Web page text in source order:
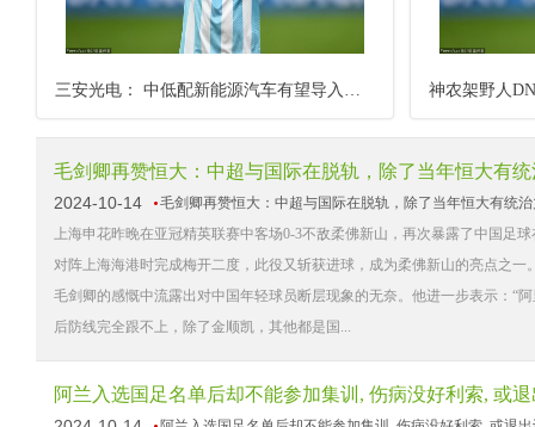
三安光电： 中低配新能源汽车有望导入碳化硅器件
毛剑卿再赞恒大：中超与国际在脱轨，除了当年恒大有
2024-10-14
毛剑卿再赞恒大：中超与国际在脱轨，除了当年恒大有统
上海申花昨晚在亚冠精英联赛中客场0-3不敌柔佛新山，再次暴露了中国足
对阵上海海港时完成梅开二度，此役又斩获进球，成为柔佛新山的亮点之
毛剑卿的感慨中流露出对中国年轻球员断层现象的无奈。他进一步表示：“
后防线完全跟不上，除了金顺凯，其他都是国...
阿兰入选国足名单后却不能参加集训, 伤病没好利索, 或